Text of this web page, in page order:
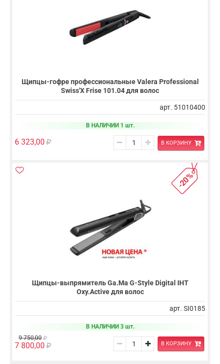
Щипцы-гофре профессиональные Valera Professional
Swiss'X Frise 101.04 для волос
арт. 51010400
В НАЛИЧИИ 1 шт.
6 323,00 В КОРЗИНУ
-20%
Щипцы-выпрямитель Ga.Ma G-Style Digital IHT
Oxy.Active для волос
арт. SI0185
В НАЛИЧИИ 3 шт.
9 750,00
7 800,00 В КОРЗИНУ